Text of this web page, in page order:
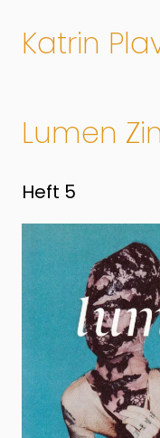
Katrin
Lumen
Heft 5